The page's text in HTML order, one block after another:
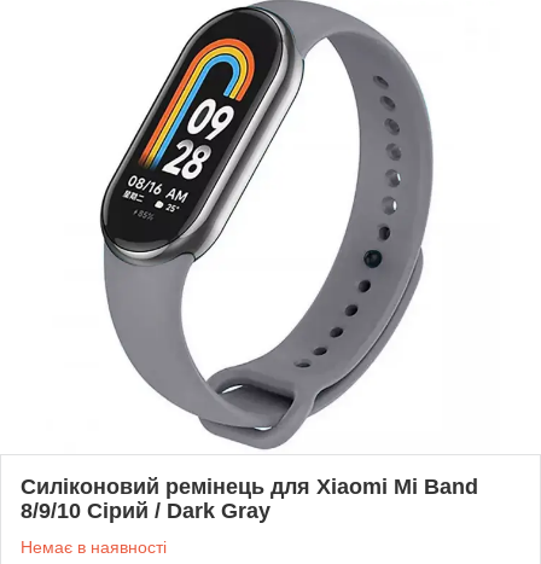
Силіконовий ремінець для Xiaomi Mi Band
8/9/10 Сірий / Dark Gray
Немає в наявності